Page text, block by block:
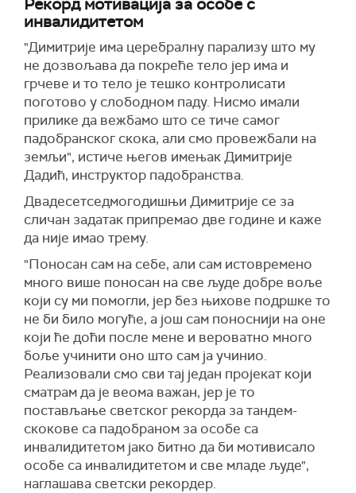
инвалидитетом
"Димитрије има церебралну парализу што му
не дозвољава да покреће тело јер има и
грчеве и то тело је тешко контролисати
поготово у слободном паду. Нисмо имали
прилике да вежбамо што се тиче самог
падобранског скока, али смо провежбали на
земљи", истиче његов имењак Димитрије
Дадић, инструктор падобранства.
Двадесетседмогодишњи Димитрије се за
сличан задатак припремао две године и каже
да није имао трему.
"Поносан сам на себе, али сам истовремено
много више поносан на све људе добре воље
који су ми помогли, јер без њихове подршке то
не би било могуће, а још сам поноснији на оне
који ће доћи после мене и вероватно много
боље учинити оно што сам ја учинио.
Реализовали смо сви тај један пројекат који
сматрам да је веома важан, јер је то
постављање светског рекорда за тандем-
скокове са падобраном за особе са
инвалидитетом јако битно да би мотивисало
особе са инвалидитетом и све младе људе",
наглашава светски рекордер.